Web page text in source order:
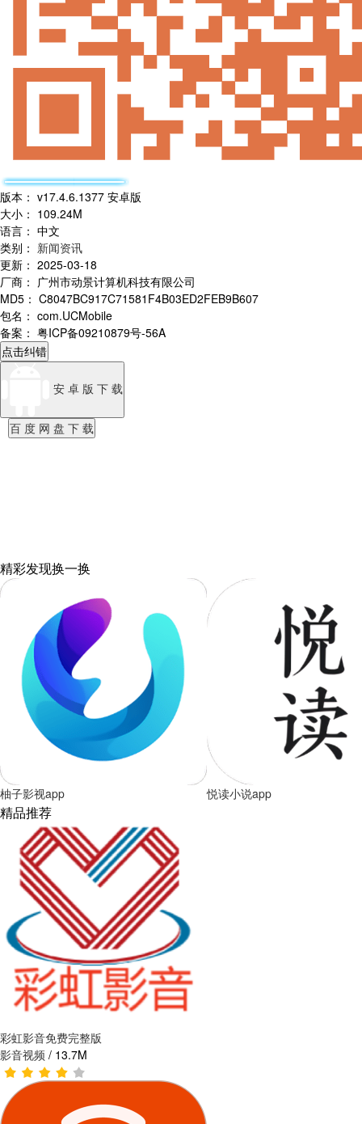
版本 ： v17.4.6.1377 安卓版
大小 ： 109.24M
语言 ： 中文
类别 ： 新闻资讯
更新 ： 2025-03-18
厂商 ： 广州市动景计算机科技有限公司
MD5 ： C8047BC917C71581F4B03ED2FEB9B607
包名 ： com.UCMobile
备案 ： 粤ICP备09210879号-56A
点击纠错
安 卓 版 下 载
百 度 网 盘 下 载
精彩发现换一换
柚子影视app 悦读小说app
精品推荐
彩虹影音免费完整版
影音视频 / 13.7M